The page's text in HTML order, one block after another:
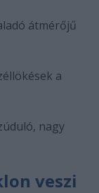
átmérőjű
a
nagy
veszi